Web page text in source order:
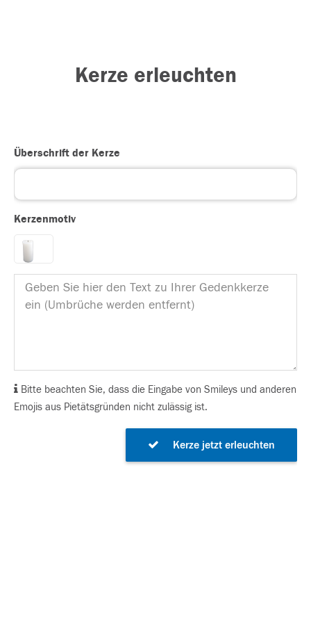
Kerze erleuchten
Überschrift der Kerze
Kerzenmotiv
Bitte beachten Sie, dass die Eingabe von Smileys und anderen
Emojis aus Pietätsgründen nicht zulässig ist.
Kerze jetzt erleuchten